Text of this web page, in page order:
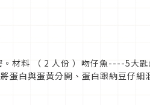
。材料 （ 2 人份 ）吻仔魚----5
白與蛋黃分開、蛋白跟納豆仔細